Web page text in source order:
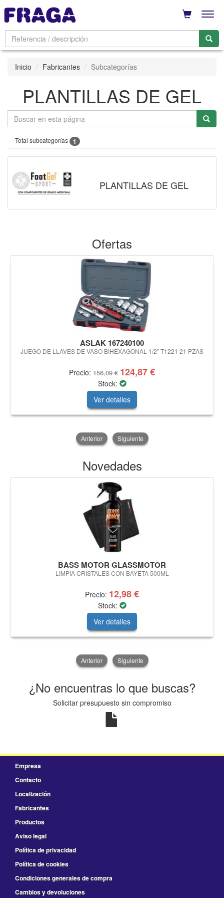
Inicio Fabricantes Subcategorías
PLANTILLAS DE GEL
Total subcategorías 1
PLANTILLAS DE GEL
Ofertas
ASLAK 167240100
JUEGO DE LLAVES DE VASO BIHEXAGONAL 1/2" T1221 21 PZAS
Precio: 156,09 € 124,87 €
Stock:
Ver detalles
Anterior Siguiente
Novedades
BASS MOTOR GLASSMOTOR
LIMPIA CRISTALES CON BAYETA 500ML
Precio: 12,98 €
Stock:
Ver detalles
Anterior Siguiente
¿No encuentras lo que buscas?
Solicitar presupuesto sin compromiso
Empresa
Contacto
Localización
Fabricantes
Productos
Aviso legal
Política de privacidad
Política de cookies
Condiciones generales de compra
Cambios y devoluciones